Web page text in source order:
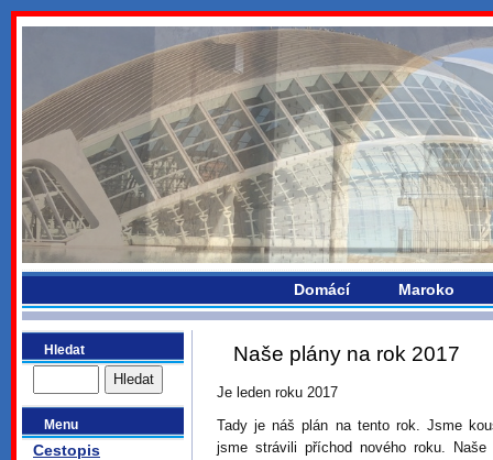
bydlikemevropou.com
Domácí Maroko
Hledat
Menu
Cestopis
Naše plány na rok 2017
Je leden roku 2017
Tady je náš plán na tento rok. Jsme
jsme strávili příchod nového roku.